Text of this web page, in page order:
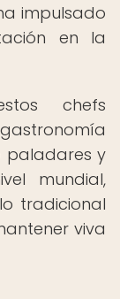
impulsado
en la
chefs
paladares y
mundial,
tradicional
viva